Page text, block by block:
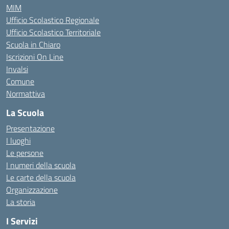
MIM
Ufficio Scolastico Regionale
Ufficio Scolastico Territoriale
Scuola in Chiaro
Iscrizioni On Line
Invalsi
Comune
Normattiva
La Scuola
Presentazione
I luoghi
Le persone
I numeri della scuola
Le carte della scuola
Organizzazione
La storia
I Servizi